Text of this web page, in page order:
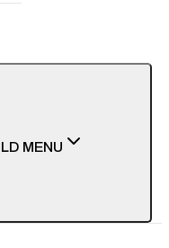
MENU